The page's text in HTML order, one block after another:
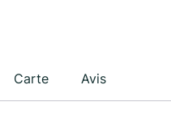
Carte Avis